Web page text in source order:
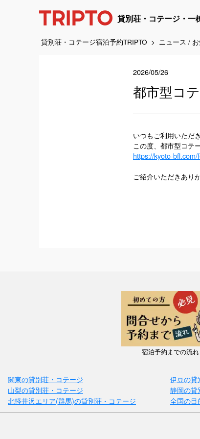
貸別荘・コテージ・一
貸別荘・コテージ宿泊予約TRIPTO ニュース /
2026/05/26
都市型コ
いつもご利用いただ
この度、都市型コテ
https://kyoto-
ご紹介いただきあり
宿泊予約までの流れ
関東の貸別荘・コテージ 伊豆の貸
山梨の貸別荘・コテージ
静岡の貸
北軽井沢エリア(群馬)の貸別荘・コテージ
全国の目